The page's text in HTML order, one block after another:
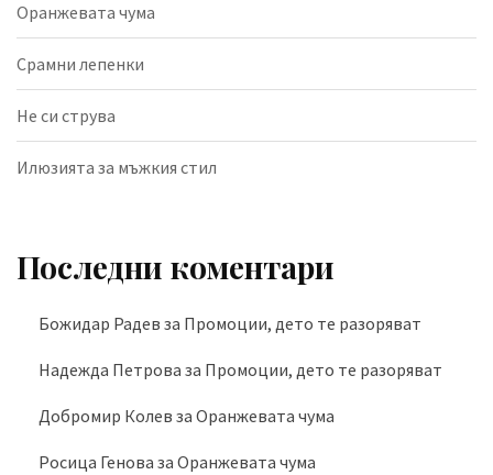
Оранжевата чума
Срамни лепенки
Не си струва
Илюзията за мъжкия стил
Последни коментари
Божидар Радев за Промоции, дето те разоряват
Надежда Петрова за Промоции, дето те разоряват
Добромир Колев за Оранжевата чума
Росица Генова за Оранжевата чума